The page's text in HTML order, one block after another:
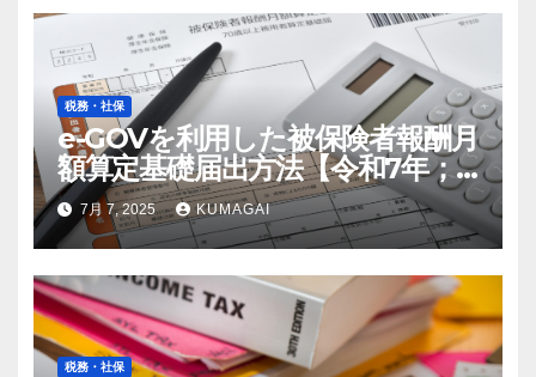
税務・社保
e-GOVを利用した被保険者報酬月
額算定基礎届出方法【令和7年；
2025年届出】
7月 7, 2025 KUMAGAI
税務・社保